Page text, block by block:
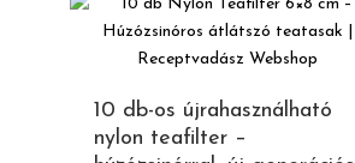
10 db-os újrahasználható
nylon teafilter –